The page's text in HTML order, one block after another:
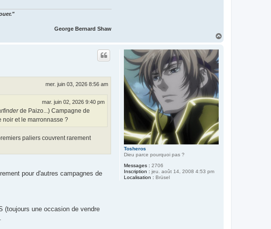
George Bernard Shaw
Tosheros
Dieu parce pourquoi pas ?
Messages : 2706
Inscription : jeu. août 14, 2008 4:53 pm
Localisation : Brüsel
mer. juin 03, 2026 8:56 am
mar. juin 02, 2026 9:40 pm
de Paizo...) Campagne de
noir et le marronnasse ?
paliers couvrent rarement
pour d'autres campagnes de
(toujours une occasion de vendre